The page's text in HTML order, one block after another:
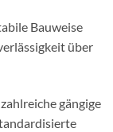
Bauweise
über
gängige